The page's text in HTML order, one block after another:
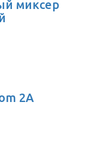
миксер
2A